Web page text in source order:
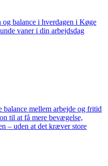
balance i hverdagen i Køge
vaner i din arbejdsdag
balance mellem arbejde og fritid
til at få mere bevægelse,
– uden at det kræver store